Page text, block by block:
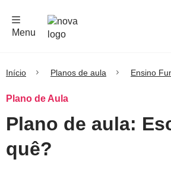
Menu
Início Planos de aula Ensino
Plano de Aula
Plano de aula:
quê?